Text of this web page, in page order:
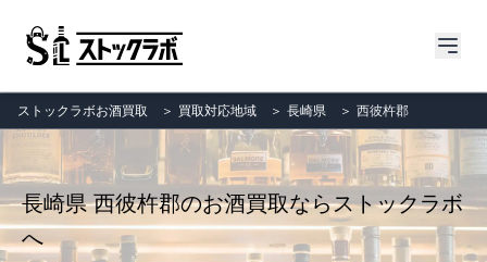
ストックラボお酒買取 ＞ 買取対応地域 ＞ 長崎県 ＞ 西彼杵郡
長崎県 西彼杵郡のお酒買取ならストックラボ
へ